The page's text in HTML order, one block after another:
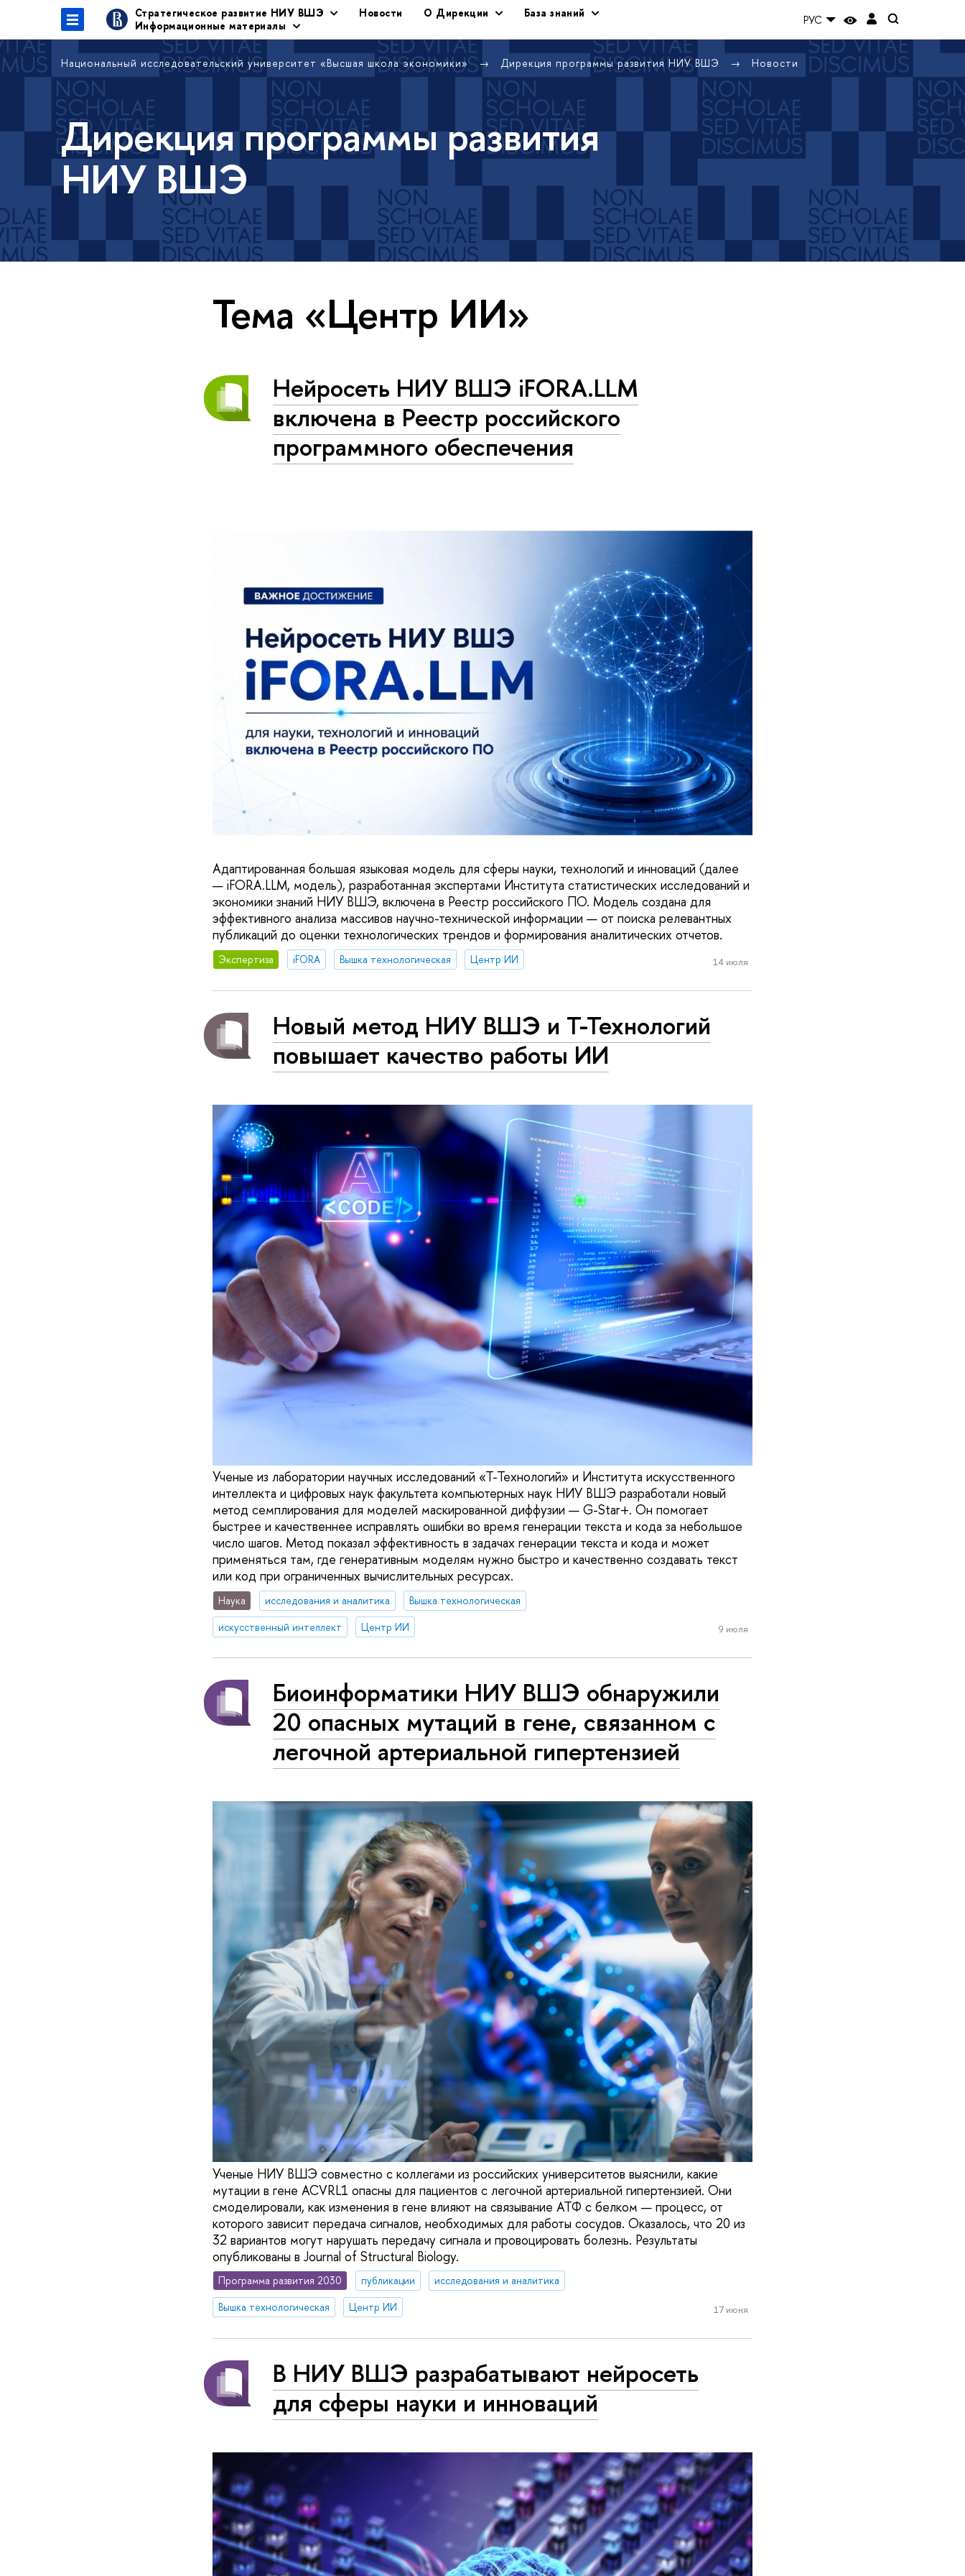
Стратегическое развитие НИУ ВШЭ Новости О Дирекции
База знаний
Информационные материалы
РУС
Национальный исследовательский университет «Высшая школа экономики» Дирекция программы развития НИУ ВШЭ Новости
Дирекция программы развития
НИУ ВШЭ
Тема «Центр ИИ»
Нейросеть НИУ ВШЭ iFORA.LLM
включена в Реестр российского
программного обеспечения
Адаптированная большая языковая модель для сферы науки, технологий и инноваций (далее
— iFORA.LLM, модель), разработанная экспертами Института статистических исследований и
экономики знаний НИУ ВШЭ, включена в Реестр российского ПО. Модель создана для
эффективного анализа массивов научно-технической информации — от поиска релевантных
публикаций до оценки технологических трендов и формирования аналитических отчетов.
Экспертиза iFORA Вышка технологическая Центр ИИ 14 июля
Новый метод НИУ ВШЭ и Т-Технологий
повышает качество работы ИИ
Ученые из лаборатории научных исследований «Т-Технологий» и Института искусственного
интеллекта и цифровых наук факультета компьютерных наук НИУ ВШЭ разработали новый
метод семплирования для моделей маскированной диффузии — G-Star+. Он помогает
быстрее и качественнее исправлять ошибки во время генерации текста и кода за небольшое
число шагов. Метод показал эффективность в задачах генерации текста и кода и может
применяться там, где генеративным моделям нужно быстро и качественно создавать текст
или код при ограниченных вычислительных ресурсах.
Наука исследования и аналитика
Вышка технологическая
искусственный интеллект
Центр ИИ 9 июля
Биоинформатики НИУ ВШЭ обнаружили
20 опасных мутаций в гене, связанном с
легочной артериальной гипертензией
Ученые НИУ ВШЭ совместно с коллегами из российских университетов выяснили, какие
мутации в гене ACVRL1 опасны для пациентов с легочной артериальной гипертензией. Они
смоделировали, как изменения в гене влияют на связывание АТФ с белком — процесс, от
которого зависит передача сигналов, необходимых для работы сосудов. Оказалось, что 20 из
32 вариантов могут нарушать передачу сигнала и провоцировать болезнь. Результаты
опубликованы в Journal of Structural Biology.
Программа развития 2030 публикации
исследования и аналитика
Вышка технологическая
Центр ИИ 17 июня
В НИУ ВШЭ разрабатывают нейросеть
для сферы науки и инноваций